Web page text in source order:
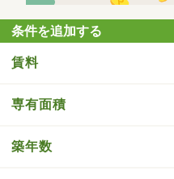
条件を追加する
賃料
専有面積
築年数